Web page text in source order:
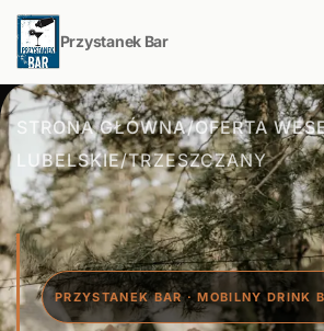
Przystanek Bar
STRONA GŁÓWNA/OFERTA
LUBELSKIE/TRZESZCZANY
PRZYSTANEK BAR · MOBILNY DRINK